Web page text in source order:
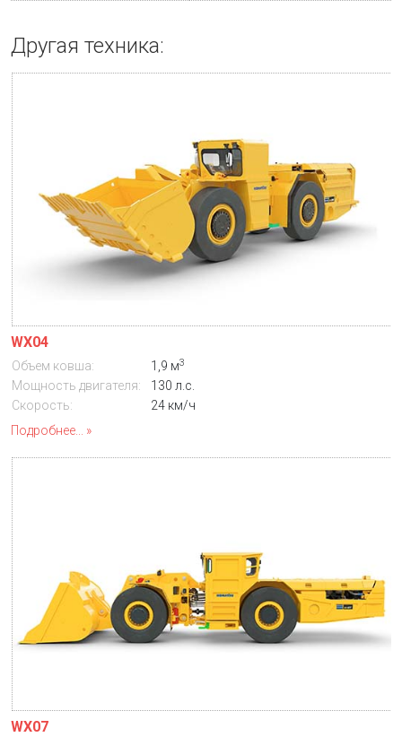
Другая техника:
WX04
Объем ковша: 1,9 м3
Мощность двигателя:
130 л.с.
Скорость:
24 км/ч
Подробнее...
WX07